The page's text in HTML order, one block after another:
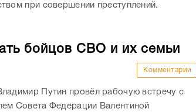
при совершении преступлений.
бойцов СВО и их семьи
Комментарии
Путин провёл рабочую встречу с
Совета Федерации Валентиной